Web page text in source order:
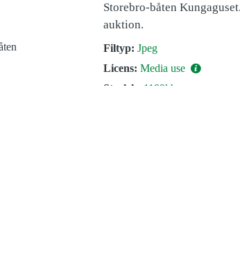
Storebro-båten
auktion.
Filtyp: Jpeg
Licens: Media use
Storlek:
1189kb